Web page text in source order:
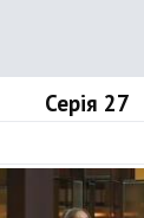
Серія 27